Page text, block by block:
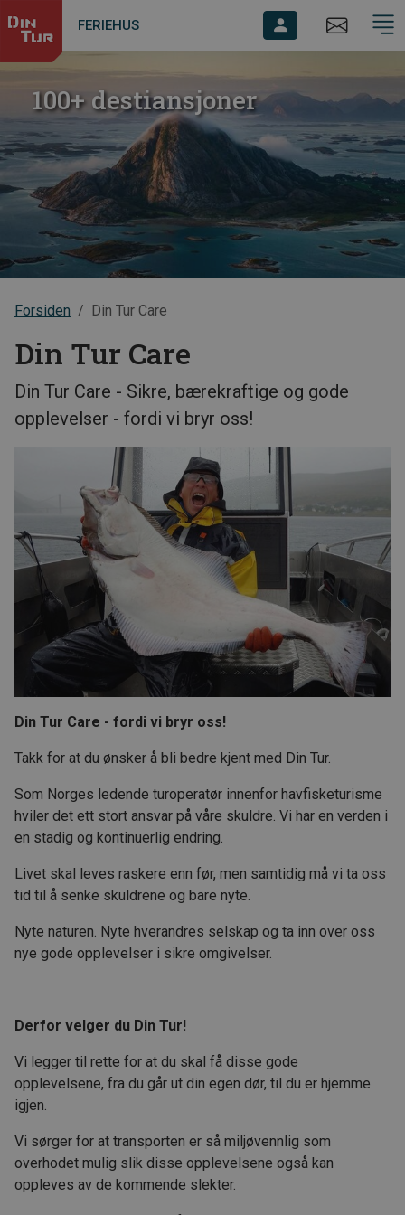
FERIEHUS
100+ destiansjoner
Forsiden Din Tur Care
Din Tur Care
Din Tur Care - Sikre, bærekraftige og gode
opplevelser - fordi vi bryr oss!
Din Tur Care - fordi vi bryr oss!
Takk for at du ønsker å bli bedre kjent med Din Tur.
Som Norges ledende turoperatør innenfor havfisketurisme
hviler det ett stort ansvar på våre skuldre. Vi har en verden i
en stadig og kontinuerlig endring.
Livet skal leves raskere enn før, men samtidig må vi ta oss
tid til å senke skuldrene og bare nyte.
Nyte naturen. Nyte hverandres selskap og ta inn over oss
nye gode opplevelser i sikre omgivelser.
Derfor velger du Din Tur!
Vi legger til rette for at du skal få disse gode
opplevelsene, fra du går ut din egen dør, til du er hjemme
igjen.
Vi sørger for at transporten er så miljøvennlig som
overhodet mulig slik disse opplevelsene også kan
oppleves av de kommende slekter.